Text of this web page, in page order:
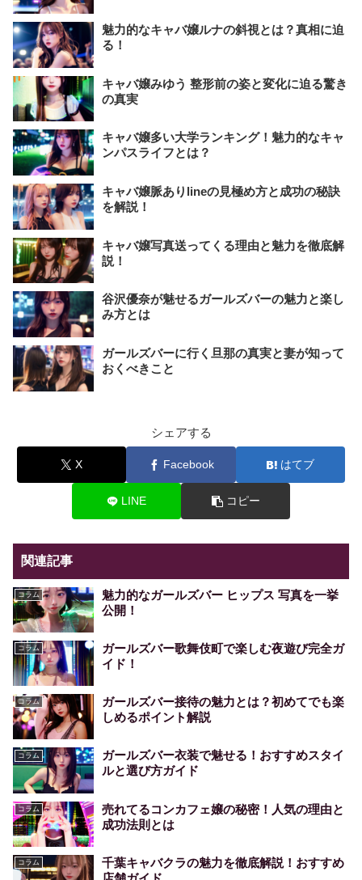
魅力的なキャバ嬢ルナの斜視とは？真相に迫
る！
キャバ嬢みゆう 整形前の姿と変化に迫る驚き
の真実
キャバ嬢多い大学ランキング！魅力的なキャ
ンパスライフとは？
キャバ嬢脈ありlineの見極め方と成功の秘訣
を解説！
キャバ嬢写真送ってくる理由と魅力を徹底解
説！
谷沢優奈が魅せるガールズバーの魅力と楽し
み方とは
ガールズバーに行く旦那の真実と妻が知って
おくべきこと
シェアする
X Facebook はてブ
LINE コピー
関連記事
コラム
魅力的なガールズバー ヒップス 写真を一挙
公開！
コラム
ガールズバー歌舞伎町で楽しむ夜遊び完全ガ
イド！
コラム
ガールズバー接待の魅力とは？初めてでも楽
しめるポイント解説
コラム
ガールズバー衣装で魅せる！おすすめスタイ
ルと選び方ガイド
コラム
売れてるコンカフェ嬢の秘密！人気の理由と
成功法則とは
コラム
千葉キャバクラの魅力を徹底解説！おすすめ